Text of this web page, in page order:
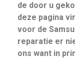
de door u
deze pagina
voor de
reparatie er
ons want in